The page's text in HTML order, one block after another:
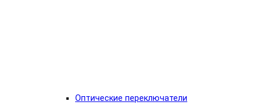
Оптические переключатели